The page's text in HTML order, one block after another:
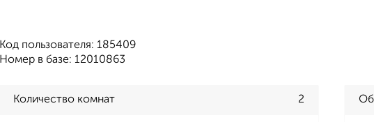
Код пользователя: 185409
Номер в базе: 12010863
Количество комнат 2